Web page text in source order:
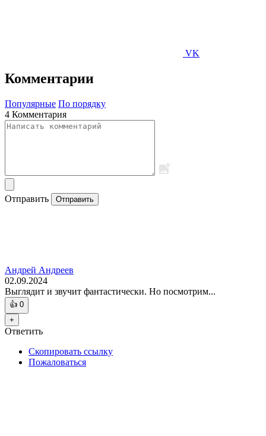
VK
Комментарии
Популярные По порядку
4 Комментария
Отправить Отправить
Андрей Андреев
02.09.2024
Выглядит и звучит фантастически. Но посмотрим...
👍 0
+
Ответить
Скопировать ссылку
Пожаловаться